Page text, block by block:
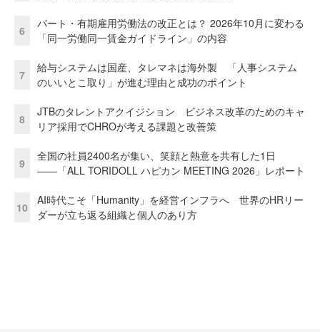
6
パート・有期雇用労働法の改正とは？ 2026年10月に変わる
「同一労働同一賃金ガイドライン」の内容
7
給与システムは国産、タレマネは海外製 「人事システム
のいいとこ取り」が進む理由と成功のポイント
8
JTBのタレントアクイジション ビジネス改革のためのキャ
リア採用でCHROが考える課題と改善策
9
全国の社員2400名が集い、笑顔と熱意を共有した1日
――「ALL TORIDOLL ハピカン MEETING 2026」レポート
10
AI時代こそ「Humanity」を経営インフラへ 世界のHRリー
ダーが立ち返る組織と個人のあり方